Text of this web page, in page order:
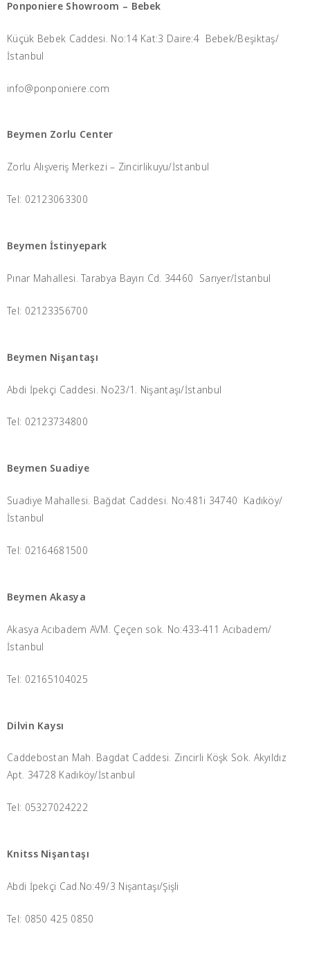
Ponponiere Showroom – Bebek
Küçük Bebek Caddesi. No:14 Kat:3 Daire:4 Bebek/Beşiktaş/
İstanbul
info@ponponiere.com
Beymen Zorlu Center
Zorlu Alışveriş Merkezi – Zincirlikuyu/İstanbul
Tel: 02123063300
Beymen İstinyepark
Pınar Mahallesi. Tarabya Bayırı Cd. 34460 Sarıyer/İstanbul
Tel: 02123356700
Beymen Nişantaşı
Abdi İpekçi Caddesi. No23/1. Nişantaşı/İstanbul
Tel: 02123734800
Beymen Suadiye
Suadiye Mahallesi. Bağdat Caddesi. No:481i 34740 Kadıköy/
İstanbul
Tel: 02164681500
Beymen Akasya
Akasya Acıbadem AVM. Çeçen sok. No:433-411 Acıbadem/
İstanbul
Tel: 02165104025
Dilvin Kaysı
Caddebostan Mah. Bagdat Caddesi. Zincirli Köşk Sok. Akyıldız
Apt. 34728 Kadıköy/İstanbul
Tel: 05327024222
Knitss Nişantaşı
Abdi İpekçi Cad.No:49/3 Nişantaşı/Şişli
Tel: 0850 425 0850